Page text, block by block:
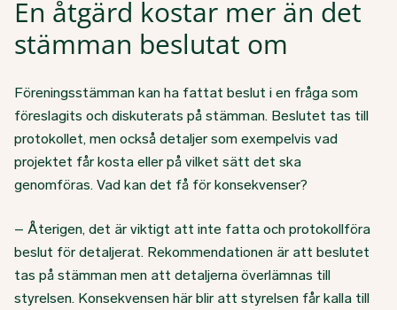
En åtgärd kostar mer än det
stämman beslutat om
Föreningsstämman kan ha fattat beslut i en fråga som
föreslagits och diskuterats på stämman. Beslutet tas till
protokollet, men också detaljer som exempelvis vad
projektet får kosta eller på vilket sätt det ska
genomföras. Vad kan det få för konsekvenser?
– Återigen, det är viktigt att inte fatta och protokollföra
beslut för detaljerat. Rekommendationen är att beslutet
tas på stämman men att detaljerna överlämnas till
styrelsen. Konsekvensen här blir att styrelsen får kalla till